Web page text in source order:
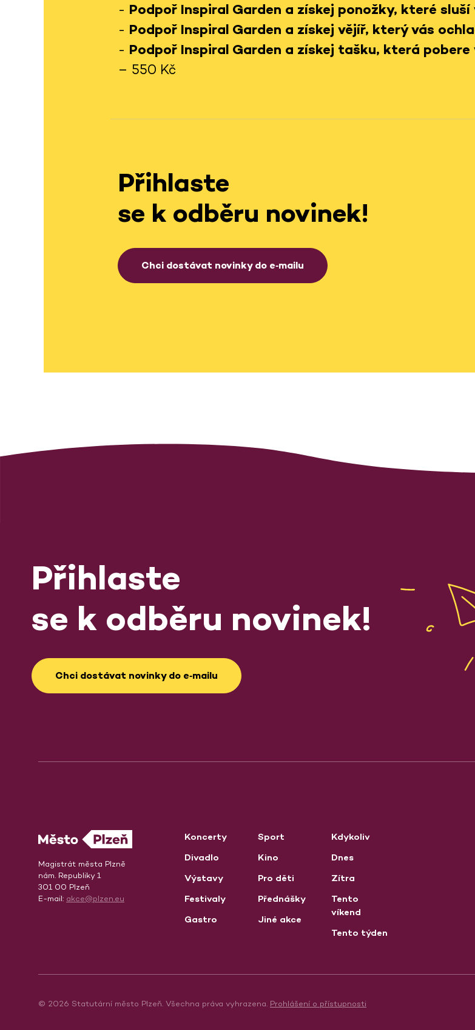
- Podpoř Inspiral Garden a získej ponožky, které sluší
- Podpoř Inspiral Garden a získej vějíř, který vás
- Podpoř Inspiral Garden a získej tašku, která
– 550 Kč
Přihlaste
se k odběru novinek!
Chci dostávat novinky do e‑mailu
Přihlaste
se k odběru novinek!
Chci dostávat novinky do e‑mailu
Magistrát města Plzně
nám. Republiky 1
301 00 Plzeň
E-mail: akce@plzen.eu
Koncerty
Divadlo
Výstavy
Festivaly
Gastro
Sport
Kino
Pro děti
Přednášky
Jiné akce
Kdykoliv
Dnes
Zítra
Tento
víkend
Tento týden
© 2026 Statutární město Plzeň. Všechna práva vyhrazena. Prohlášení o přístupnosti